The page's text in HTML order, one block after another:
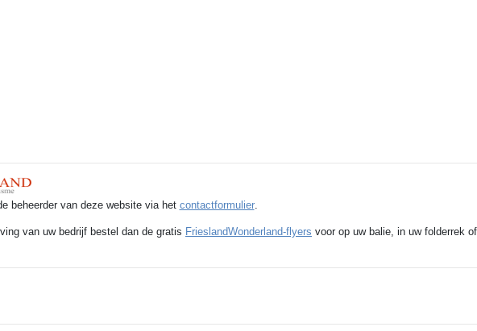
beheerder van deze website via het contactformulier.
van uw bedrijf bestel dan de gratis FrieslandWonderland-flyers voor op uw balie, in uw folderrek of